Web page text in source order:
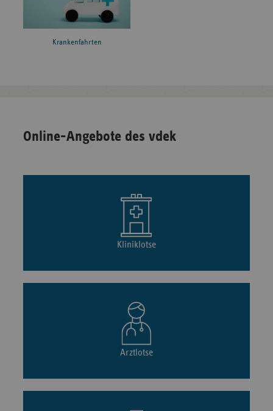
Krankenfahrten
Online-Angebote des vdek
Kliniklotse
Arztlotse